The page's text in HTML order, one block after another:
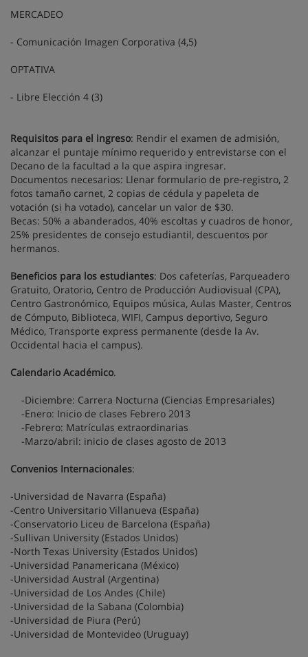
MERCADEO
- Comunicación Imagen Corporativa (4,5)
OPTATIVA
- Libre Elección 4 (3)
Requisitos para el ingreso: Rendir el examen de admisión,
alcanzar el puntaje mínimo requerido y entrevistarse con el
Decano de la facultad a la que aspira ingresar.
Documentos necesarios: Llenar formulario de pre-registro, 2
fotos tamaño carnet, 2 copias de cédula y papeleta de
votación (si ha votado), cancelar un valor de $30.
Becas: 50% a abanderados, 40% escoltas y cuadros de honor,
25% presidentes de consejo estudiantil, descuentos por
hermanos.
Beneficios para los estudiantes: Dos cafeterías, Parqueadero
Gratuito, Oratorio, Centro de Producción Audiovisual (CPA),
Centro Gastronómico, Equipos música, Aulas Master, Centros
de Cómputo, Biblioteca, WIFI, Campus deportivo, Seguro
Médico, Transporte express permanente (desde la Av.
Occidental hacia el campus).
Calendario Académico.
-Diciembre: Carrera Nocturna (Ciencias Empresariales)
-Enero: Inicio de clases Febrero 2013
-Febrero: Matrículas extraordinarias
-Marzo/abril: inicio de clases agosto de 2013
Convenios Internacionales:
-Universidad de Navarra (España)
-Centro Universitario Villanueva (España)
-Conservatorio Liceu de Barcelona (España)
-Sullivan University (Estados Unidos)
-North Texas University (Estados Unidos)
-Universidad Panamericana (México)
-Universidad Austral (Argentina)
-Universidad de Los Andes (Chile)
-Universidad de la Sabana (Colombia)
-Universidad de Piura (Perú)
-Universidad de Montevideo (Uruguay)